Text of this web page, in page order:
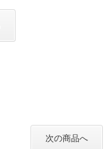
次の商品へ